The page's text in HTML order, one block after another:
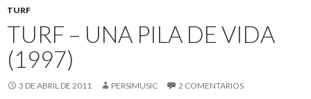
TURF
TURF – UNA PILA DE VIDA
(1997)
3 DE ABRIL DE 2011 PERSIMUSIC 2 COMENTARIOS